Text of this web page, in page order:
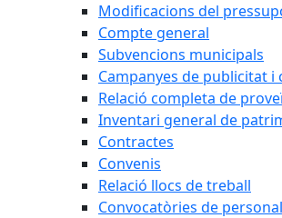
Modificacions del
Compte general
Subvencions municipals
Campanyes de publicitat i
Relació completa de
Inventari general de
Contractes
Convenis
Relació llocs de treball
Convocatòries de personal